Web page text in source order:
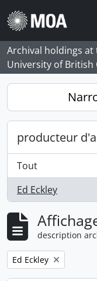
Skip to main content
Archival holdings
University of British
producteur
Tout
Ed Eckley
, 1 résultats
description
Remove filter:
Ed Eckley